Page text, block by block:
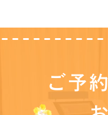
ご予